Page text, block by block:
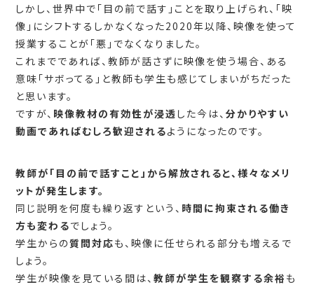
しかし、世界中で「目の前で話す」ことを取り上げられ、「映
像」にシフトするしかなくなった2020年以降、映像を使って
授業することが「悪」でなくなりました。
これまでであれば、教師が話さずに映像を使う場合、ある
意味「サボってる」と教師も学生も感じてしまいがちだった
と思います。
ですが、 映像教材の有効性が浸透 した今は、分かりやすい
動画であればむしろ歓迎されるようになったのです。
教師が「目の前で話すこと」から解放されると、様々なメリ
ットが発生します。
同じ説明を何度も繰り返すという、 時間に拘束される働き
方も変わるでしょう。
学生からの質問対応も、映像に任せられる部分も増えるで
しょう。
学生が映像を見ている間は、教師が学生を観察する余裕 も